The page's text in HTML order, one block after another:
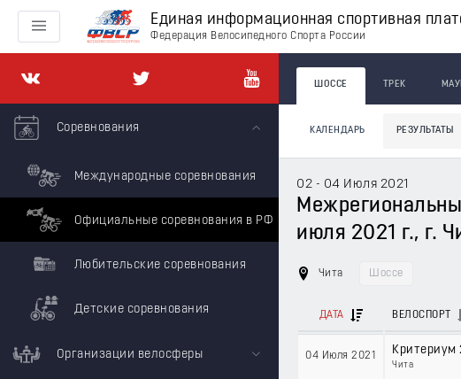
Единая информационная спортивная
Федерация Велосипедного Спорта России
Соревнования
Международные соревнования
Официальные соревнования в РФ
Любительские соревнования
Детские соревнования
Организации велосферы
ШОССЕ ТРЕК
КАЛЕНДАРЬ РЕЗУЛЬТАТЫ
02 - 04 Июля 2021
июля 2021 г., г.
Чита Шоссе
ДАТА ВЕЛОСПОРТ
04 Июля 2021 Критериум
Чита